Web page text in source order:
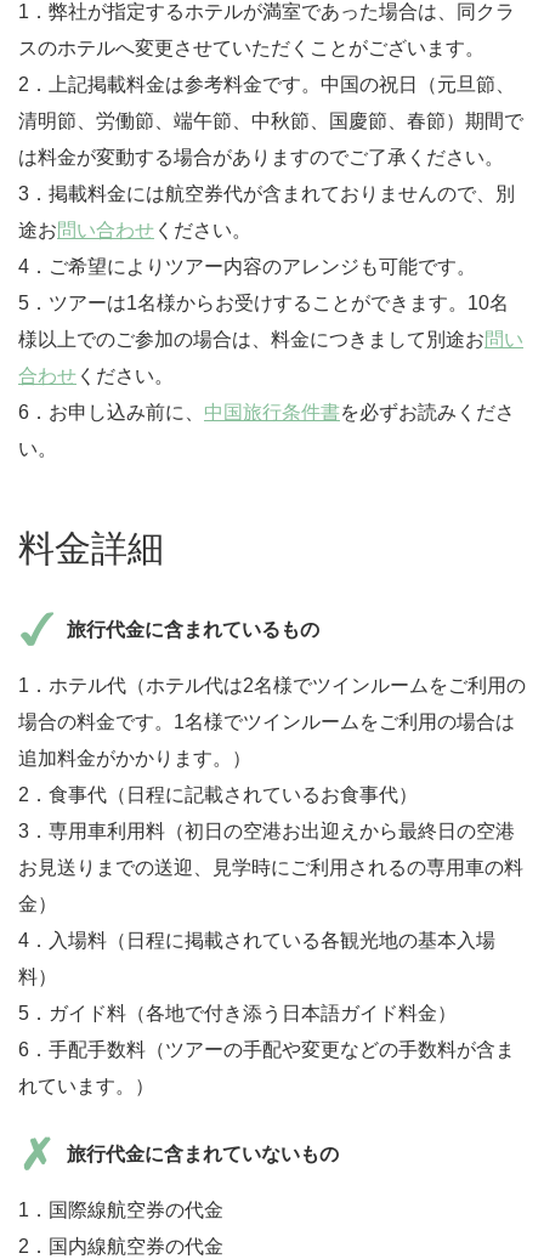
1．弊社が指定するホテルが満室であった場合は、同クラ
スのホテルへ変更させていただくことがございます。
2．上記掲載料金は参考料金です。中国の祝日（元旦節、
清明節、労働節、端午節、中秋節、国慶節、春節）期間で
は料金が変動する場合がありますのでご了承ください。
3．掲載料金には航空券代が含まれておりませんので、別
途お問い合わせ ください。
4．ご希望によりツアー内容のアレンジも可能です。
5．ツアーは1名様からお受けすることができます。10名
様以上でのご参加の場合は、料金につきまして別途お問い
合わせ ください。
6．お申し込み前に、 中国旅行条件書を必ずお読みくださ
い。
料金詳細
旅行代金に含まれているもの
1．ホテル代（ホテル代は2名様でツインルームをご利用の
場合の料金です。1名様でツインルームをご利用の場合は
追加料金がかかります。）
2．食事代（日程に記載されているお食事代）
3．専用車利用料（初日の空港お出迎えから最終日の空港
お見送りまでの送迎、見学時にご利用されるの専用車の料
金）
4．入場料（日程に掲載されている各観光地の基本入場
料）
5．ガイド料（各地で付き添う日本語ガイド料金）
6．手配手数料（ツアーの手配や変更などの手数料が含ま
れています。）
旅行代金に含まれていないもの
1．国際線航空券の代金
2．国内線航空券の代金